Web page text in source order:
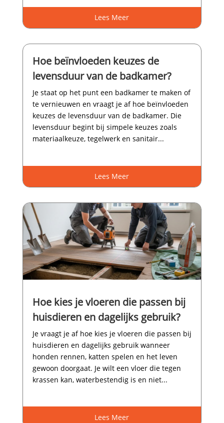
Lees Meer
Hoe beïnvloeden keuzes de
levensduur van de badkamer?
Je staat op het punt een badkamer te maken of
te vernieuwen en vraagt je af hoe beïnvloeden
keuzes de levensduur van de badkamer.​ Die
levensduur begint bij simpele keuzes zoals
materiaalkeuze, tegelwerk en sanitair...
Lees Meer
Hoe kies je vloeren die passen bij
huisdieren en dagelijks gebruik?
Je vraagt je af hoe kies je vloeren die passen bij
huisdieren en dagelijks gebruik wanneer
honden rennen, katten spelen en het leven
gewoon doorgaat.​ Je wilt een vloer die tegen
krassen kan, waterbestendig is en niet...
Lees Meer